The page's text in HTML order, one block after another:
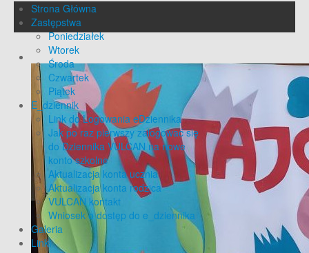
Strona Główna
Zastępstwa
Poniedziałek
Wtorek
Środa
Czwartek
Piątek
E_dziennik
Link do Logowania eDziennika
Jak po raz pierwszy zalogować się
do Dziennika VULCAN na nowe
konto szkolne
Aktualizacja konta ucznia
Aktualizacja konta rodzica
VULCAN kontakt
Wniosek o dostęp do e_dziennika
Galeria
Linki